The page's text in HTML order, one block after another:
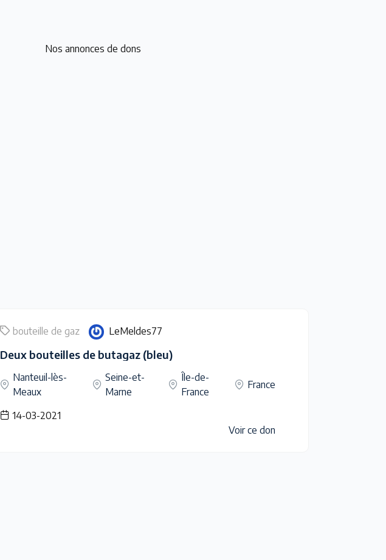
Nos annonces de dons
bouteille de gaz LeMeldes77
Deux bouteilles de butagaz (bleu)
Nanteuil-lès-
Meaux
Seine-et-
Marne
Île-de-
France
France
14-03-2021
Voir ce don